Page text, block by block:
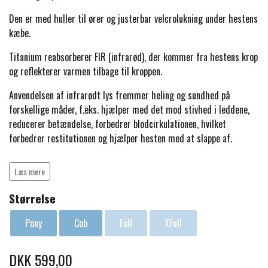
GAVEARTIKLER VOKSNE
BØRN & JUNIOR
INSEKTBESKYTTELSE
HESTEBOLCHER & TREATS
TILSKUD & VITAMINER
STALD & FOLD
TRAVDÆKKEN & TILBEHØR
SKO & VÆRKTØJ
VOGNE & TILBEHØR
TRAV KUSK
MONTÉ
PREMIER EQUINE LINERS & DÆKKEN
PREMIER EQUINE WALKER & RIDEDÆKKEN
PREMIER EQUINE INSEKTBESKYTTELSE
PREMIER EQUINE GRIMER & TRÆKTOV
PREMIER EQUINE TRENSE & TILBEHØR
DELTACAST
FENWICK LIQUID TITANIUM®
Den er med huller til ører og justerbar velcrolukning under hestens
kæbe.
Titanium reabsorberer FIR (infrarød), der kommer fra hestens krop
og reflekterer varmen tilbage til kroppen.
Anvendelsen af infrarødt lys fremmer heling og sundhed på
forskellige måder, f.eks. hjælper med det mod stivhed i leddene,
reducerer betændelse, forbedrer blodcirkulationen, hvilket
forbedrer restitutionen og hjælper hesten med at slappe af.
Wahlsten Healing Titanium-produkter er ikke kun "medikamentfrie"
og terapeutiske, de er også meget behagelige på grund af 4-vejs
strækstof, der er fugttransporterende, åndbart, antibakterielt, kan
vaskes i maskine og kan bæres 24/7.
Materiale: 80% polyester, 20% spandex
Vask: 40 grader
Læs mere
Størrelse
Pony Cob Full XFull
DKK 599,00